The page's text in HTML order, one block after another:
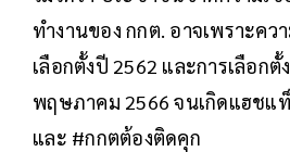
ทำงานของ กกต. อาจเพราะคว
เลือกตั้งปี 2562 และการเลือก
พฤษภาคม 2566 จนเกิดแฮชแ
และ #กกตต้องติดคุก